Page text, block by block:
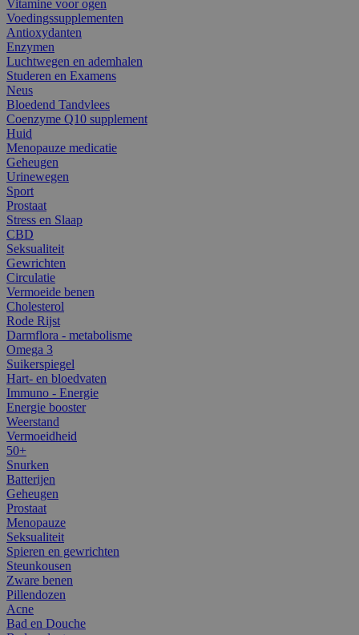
Vitamine voor ogen
Voedingssupplementen
Antioxydanten
Enzymen
Luchtwegen en ademhalen
Studeren en Examens
Neus
Bloedend Tandvlees
Coenzyme Q10 supplement
Huid
Menopauze medicatie
Geheugen
Urinewegen
Sport
Prostaat
Stress en Slaap
CBD
Seksualiteit
Gewrichten
Circulatie
Vermoeide benen
Cholesterol
Rode Rijst
Darmflora - metabolisme
Omega 3
Suikerspiegel
Hart- en bloedvaten
Immuno - Energie
Energie booster
Weerstand
Vermoeidheid
50+
Snurken
Batterijen
Geheugen
Prostaat
Menopauze
Seksualiteit
Spieren en gewrichten
Steunkousen
Zware benen
Pillendozen
Acne
Bad en Douche